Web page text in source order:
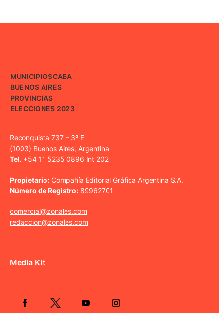
MUNICIPIOSCABA
BUENOS AIRES
PROVINCIAS
ELECCIONES 2023
Reconquista 737 – 3º E
(1003) Buenos Aires, Argentina
Tel. +54 11 5235 0896 Int 202
Propietario: Compañía Editorial Gráfica Argentina S.A.
Número de Registro: 89962701
comercial@zonales.com
redaccion@zonales.com
Media Kit